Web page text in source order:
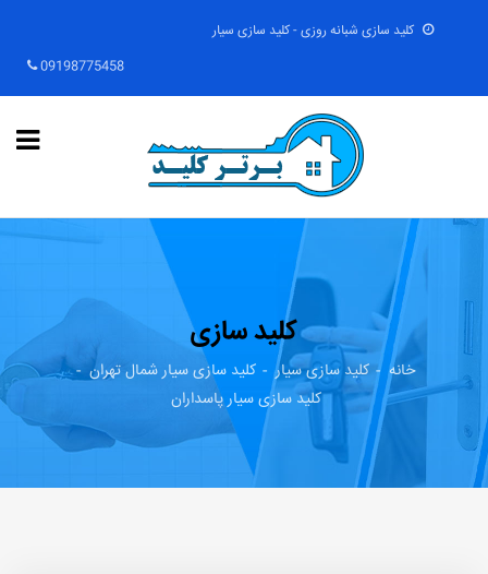
کلید سازی شبانه روزی - کلید سازی سیار
09198775458
کلید سازی
خانه کلید سازی سیار
کلید سازی سیار شمال تهران
کلید سازی سیار پاسداران